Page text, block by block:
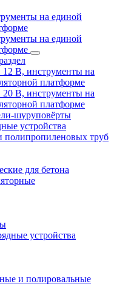
на единой
на единой
12 В, инструменты на
платформе
20 В, инструменты на
платформе
шуруповёрты
устройства
полипропиленовых труб
для бетона
устройства
и полировальные